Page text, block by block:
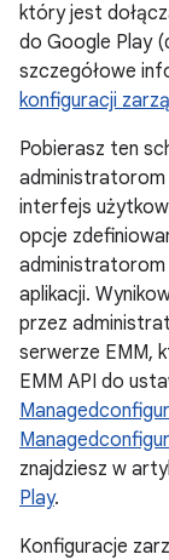
który jest
do Google Play
szczegółowe
konfiguracji
Pobierasz ten
administratorom
interfejs
opcje
administratorom
aplikacji.
przez
serwerze EMM,
EMM API do
znajdziesz w
Play.
Konfiguracje